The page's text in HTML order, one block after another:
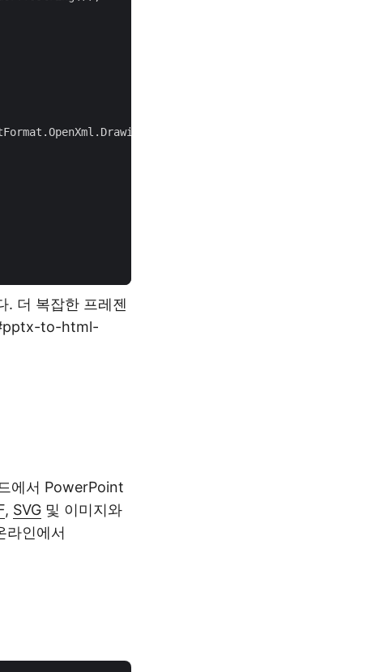
. 더 복잡한 프레젠
to-html-
에서 PowerPoint
, SVG 및 이미지와
라인에서